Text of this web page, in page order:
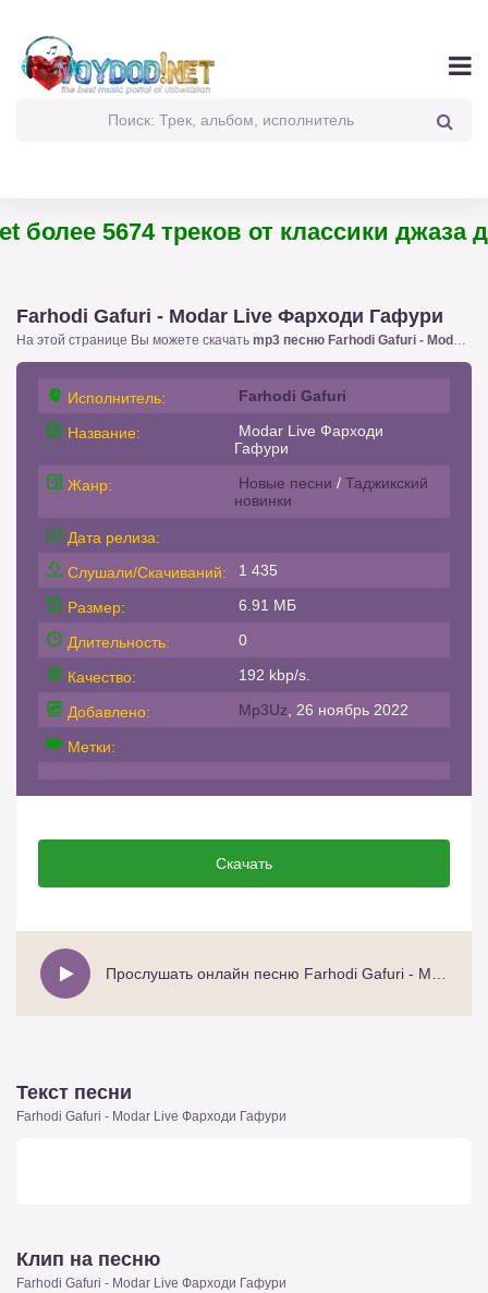
5674 треков от классики джаза
Farhodi Gafuri - Modar Live Фарходи Гафури
На этой странице Вы можете скачать mp3 песню Farhodi Gafuri - Modar Live Фарходи Гафури
Исполнитель: Farhodi Gafuri
Название:
Modar Live Фарходи
Гафури
Жанр: Новые песни / Таджикский
новинки
Дата релиза:
Слушали/Скачиваний:
1 435
Размер: 6.91 МБ
Длительность: 0
Качество: 192 kbp/s.
Добавлено: Mp3Uz , 26 ноябрь 2022
Метки:
Скачать
Текст песни
Farhodi Gafuri - Modar Live Фарходи Гафури
Клип на песню
Farhodi Gafuri - Modar Live Фарходи Гафури